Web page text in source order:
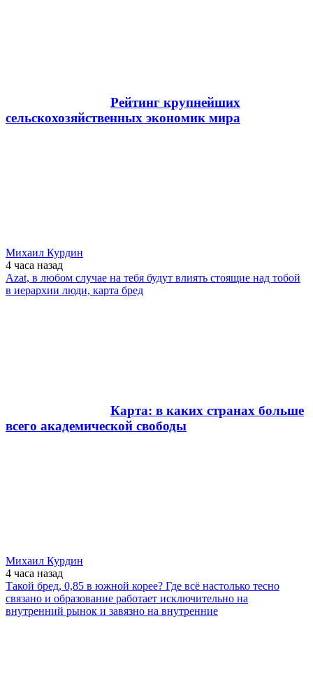
Рейтинг крупнейших
сельскохозяйственных экономик мира
Михаил Курдин
4 часа назад
Azat, в любом случае на тебя будут влиять стоящие над тобой
в иерархии люди, карта бред
Карта: в каких странах больше
всего академической свободы
Михаил Курдин
4 часа назад
Такой бред, 0,85 в южной корее? Где всё настолько тесно
связано и образование работает исключительно на
внутренний рынок и завязно на внутренние